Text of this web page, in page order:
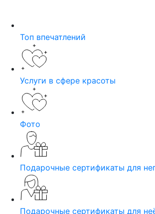
Топ впечатлений
Услуги в сфере красоты
Фото
Подарочные сертификаты для
Подарочные сертификаты для